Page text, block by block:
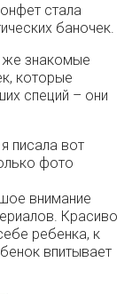
стала
баночек.
же знакомые
которые
специй – они
писала вот
фото
внимание
Красиво
ребенка, к
впитывает